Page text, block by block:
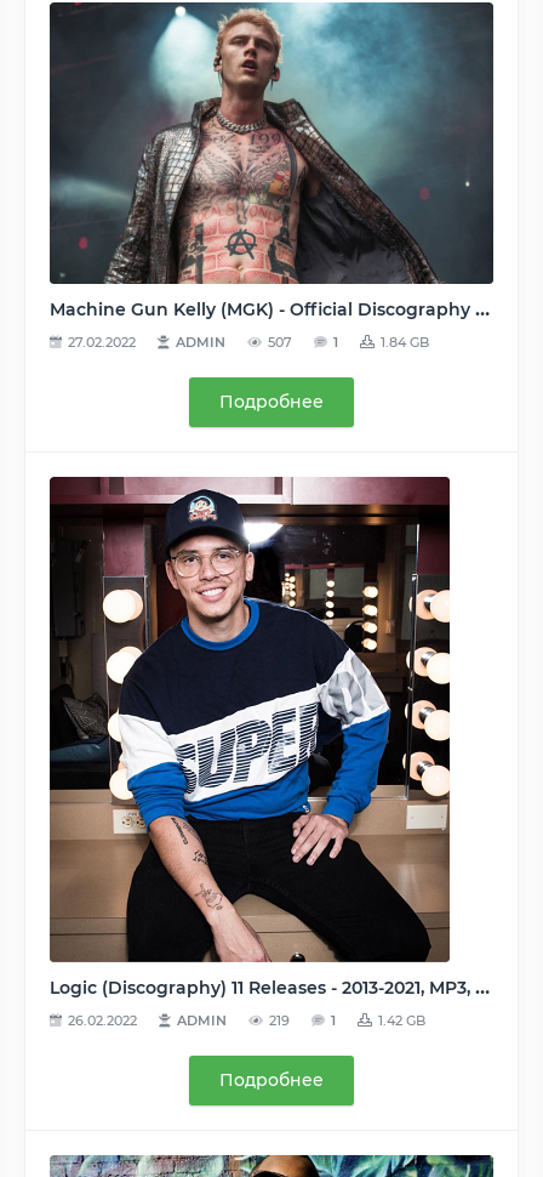
Machine Gun Kelly (MGK) - Official Discography (25 Releases) [2009-2020], MP3, 160-320 kbps
27.02.2022 ADMIN 507 1 1.84 GB
Подробнее
Logic (Discography) 11 Releases - 2013-2021, MP3, 320 kbps
26.02.2022 ADMIN 219 1 1.42 GB
Подробнее